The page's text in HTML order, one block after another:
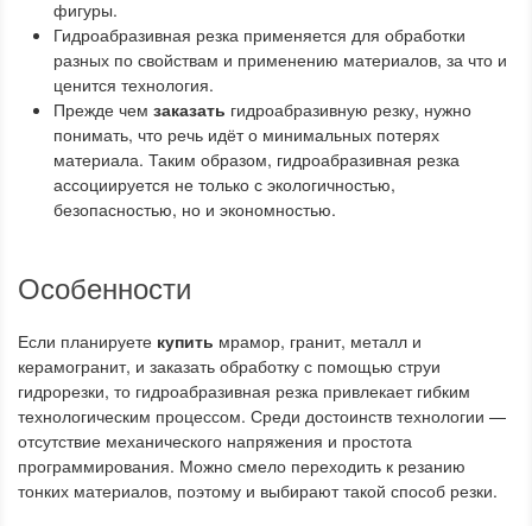
фигуры.
Гидроабразивная резка применяется для обработки
разных по свойствам и применению материалов, за что и
ценится технология.
Прежде чем заказать гидроабразивную резку, нужно
понимать, что речь идёт о минимальных потерях
материала. Таким образом, гидроабразивная резка
ассоциируется не только с экологичностью,
безопасностью, но и экономностью.
Особенности
Если планируете купить мрамор, гранит, металл и
керамогранит, и заказать обработку с помощью струи
гидрорезки, то гидроабразивная резка привлекает гибким
технологическим процессом. Среди достоинств технологии —
отсутствие механического напряжения и простота
программирования. Можно смело переходить к резанию
тонких материалов, поэтому и выбирают такой способ резки.